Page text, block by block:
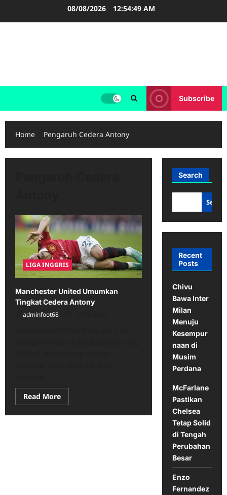
08/08/2026 12:54:49 AM
Subscribe
Home Pengaruh Cedera Antony
LIGA INGGRIS
Manchester United Umumkan
Tingkat Cedera Antony
adminfoot68
Read MoreRead
more
Manchester
Search
Recent
Posts
Chivu
Bawa Inter
Milan
Menuju
Kesempur
naan di
Musim
Perdana
McFarlane
Pastikan
Chelsea
Tetap Solid
di Tengah
Perubahan
Besar
Enzo
Fernandez